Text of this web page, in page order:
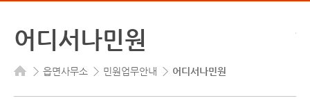
어디서나민원
읍면사무소 민원업무안내 어디서나민원